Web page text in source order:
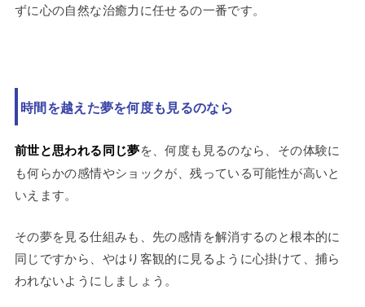
ずに心の自然な治癒力に任せるの一番です。
時間を越えた夢を何度も見るのなら
前世と思われる同じ夢を、何度も見るのなら、その体験に
も何らかの感情やショックが、残っている可能性が高いと
いえます。
その夢を見る仕組みも、先の感情を解消するのと根本的に
同じですから、やはり客観的に見るように心掛けて、捕ら
われないようにしましょう。